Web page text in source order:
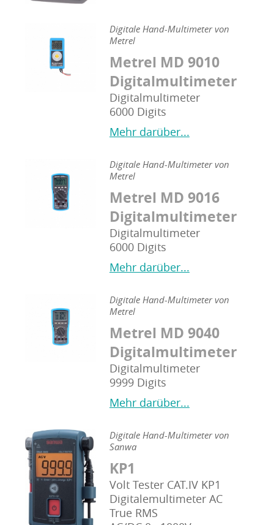
Digitale Hand-Multimeter von
Metrel
Metrel MD 9010
Digitalmultimeter
Digitalmultimeter
6000 Digits
Mehr darüber...
Digitale Hand-Multimeter von
Metrel
Metrel MD 9016
Digitalmultimeter
Digitalmultimeter
6000 Digits
Mehr darüber...
Digitale Hand-Multimeter von
Metrel
Metrel MD 9040
Digitalmultimeter
Digitalmultimeter
9999 Digits
Mehr darüber...
Digitale Hand-Multimeter von
Sanwa
KP1
Volt Tester CAT.IV KP1
Digitalemultimeter AC
True RMS